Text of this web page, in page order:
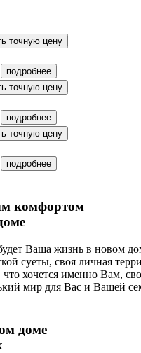
точную цену
подробнее
точную цену
подробнее
точную цену
подробнее
комфортом
Ваша жизнь в новом
суеты, своя личная
что хочется именно Вам,
мир для Вас и Вашей
доме